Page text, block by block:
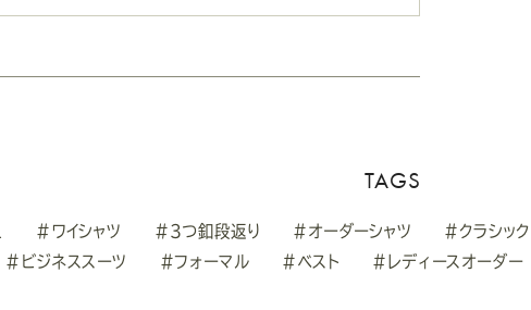
TAGS
#ワイシャツ #3つ釦段返り #オーダーシャツ #クラシック
#ビジネススーツ #フォーマル #ベスト #レディースオーダー